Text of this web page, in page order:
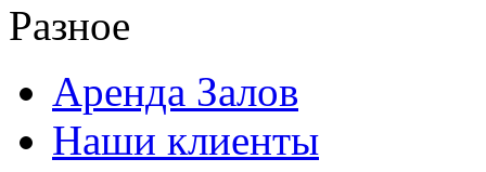
Разное
Аренда Залов
Наши клиенты